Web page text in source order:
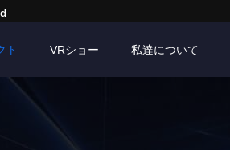
ト VRショー 私達について